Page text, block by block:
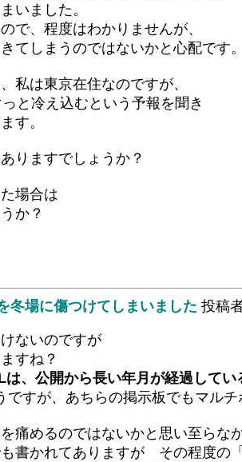
いました。
で、程度はわかりませんが、
てしまうのではないかと心配です。
私は東京在住なのですが、
と冷え込むという予報を聞き
す。
りますでしょうか？
場合は
か？
冬場に傷つけてしまいました 投稿
ないのですが
すね？
は、公開から長い年月が経過して
ですが、あちらの掲示板でもマル
痛めるのではないかと思い至らな
書かれてありますが その程度の